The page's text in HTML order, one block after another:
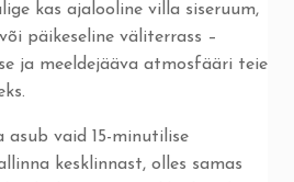
kas ajalooline villa siseruum,
päikeseline väliterrass –
ja meeldejääva atmosfääri teie
asub vaid 15-minutilise
kesklinnast, olles samas